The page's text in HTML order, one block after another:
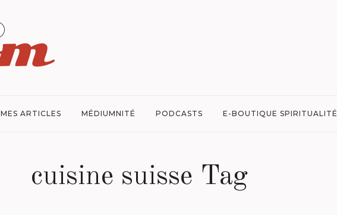
MES ARTICLES MÉDIUMNITÉ PODCASTS E-BOUTIQUE SPIRITUALITÉ
cuisine suisse Tag